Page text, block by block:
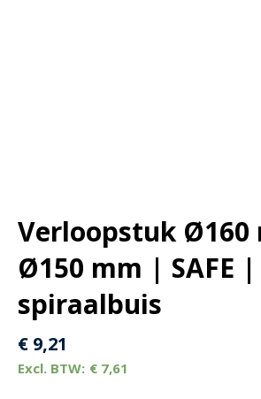
Verloopstuk Ø160
Ø150 mm | SAFE
spiraalbuis
€ 9,21
€ 7,61